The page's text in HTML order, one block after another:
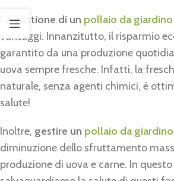
Lagestione di un pollaio da giardino
vantaggi. Innanzitutto, il risparmio
garantito da una produzione
uova sempre fresche. Infatti, la
naturale, senza agenti chimici, è
salute!
Inoltre, gestire un pollaio da giardino
diminuzione dello sfruttamento
produzione di uova e carne. In